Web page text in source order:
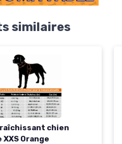
similaires
chien
Orange